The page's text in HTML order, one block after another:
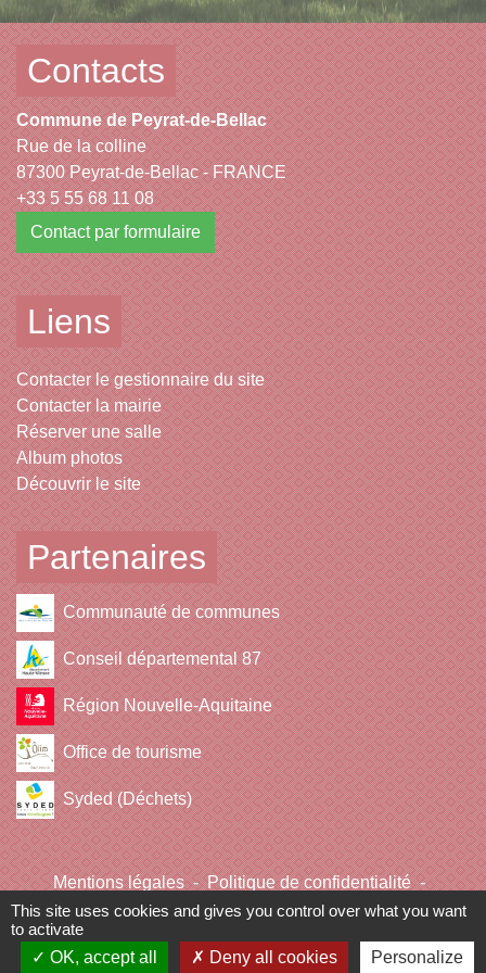
Contacts
Commune de Peyrat-de-Bellac
Rue de la colline
87300 Peyrat-de-Bellac - FRANCE
+33 5 55 68 11 08
Contact par formulaire
Liens
Contacter le gestionnaire du site
Contacter la mairie
Réserver une salle
Album photos
Découvrir le site
Partenaires
Communauté de communes
Conseil départemental 87
Région Nouvelle-Aquitaine
Office de tourisme
Syded (Déchets)
Mentions légales - Politique de confidentialité -
Accessibilité - Plan du site - Gestion des cookies
Site créé en partenariat avec Réseau des Communes
This site uses cookies and gives you control over what you want
to activate
OK, accept all
Deny all cookies Personalize